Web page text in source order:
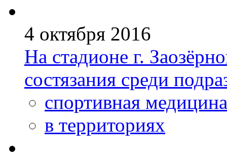
4 октября 2016
На стадионе г.
состязания среди
спортивная медицина
в территориях